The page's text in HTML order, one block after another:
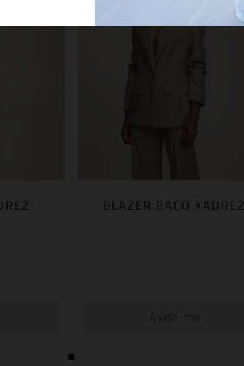
BLAZER BACO XADREZ